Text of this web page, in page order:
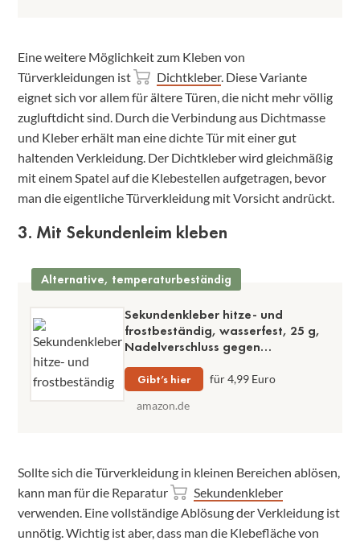
Eine weitere Möglichkeit zum Kleben von
Türverkleidungen ist
Dichtkleber. Diese Variante
eignet sich vor allem für ältere Türen, die nicht mehr völlig
zugluftdicht sind. Durch die Verbindung aus Dichtmasse
und Kleber erhält man eine dichte Tür mit einer gut
haltenden Verkleidung. Der Dichtkleber wird gleichmäßig
mit einem Spatel auf die Klebestellen aufgetragen, bevor
man die eigentliche Türverkleidung mit Vorsicht andrückt.
3. Mit Sekundenleim kleben
Alternative, temperaturbeständig
Sekundenkleber hitze- und
frostbeständig, wasserfest, 25 g,
Nadelverschluss gegen
Austrocknung, schnelle und hohe
Klebkraft
Gibt’s hier
für 4,99 Euro
amazon.de
Sollte sich die Türverkleidung in kleinen Bereichen ablösen,
kann man für die Reparatur
Sekundenkleber
verwenden. Eine vollständige Ablösung der Verkleidung ist
unnötig. Wichtig ist aber, dass man die Klebefläche von